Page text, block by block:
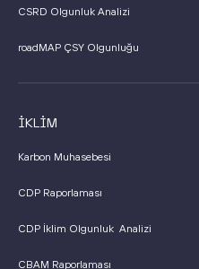
CSRD Olgunluk Analizi
roadMAP ÇSY Olgunluğu
İKLİM
Karbon Muhasebesi
CDP Raporlaması
CDP İklim Olgunluk Analizi
CBAM Raporlaması